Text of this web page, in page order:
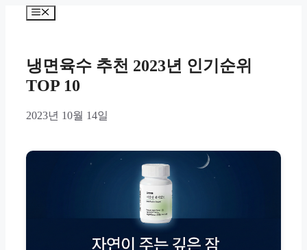
Menu
냉면육수 추천 2023년 인기순위
TOP 10
2023년 10월 14일